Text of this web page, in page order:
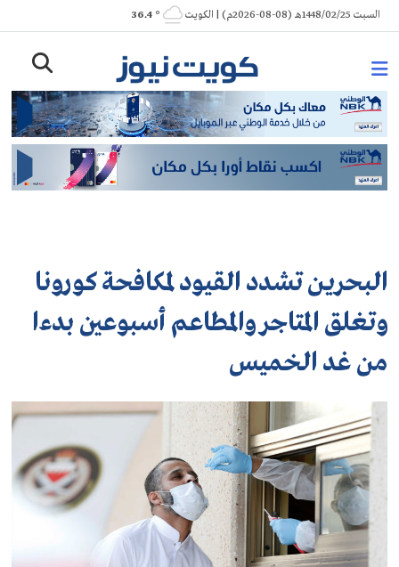
Skip
to
السبت 1448/02/25هـ (08-08-2026م) | الكويت ° 36.4
البحرين تشدد القيود لمكافحة كورونا
وتغلق المتاجر والمطاعم أسبوعين بدءا
من غد الخميس